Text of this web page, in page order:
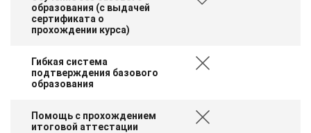
образования (с выдачей
сертификата о
прохождении курса)
Гибкая система
подтверждения базового
образования
Помощь с прохождением
итоговой аттестации